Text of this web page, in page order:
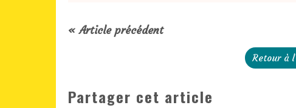
« Article précédent
Retour à
Partager cet article